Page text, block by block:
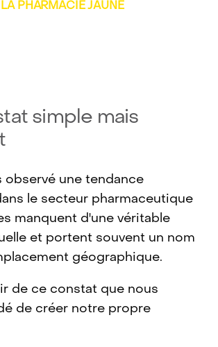
LA PHARMACIE JAUNE
simple mais
observé une tendance
le secteur pharmaceutique
manquent d'une véritable
et portent souvent un nom
géographique.
de ce constat que nous
de créer notre propre